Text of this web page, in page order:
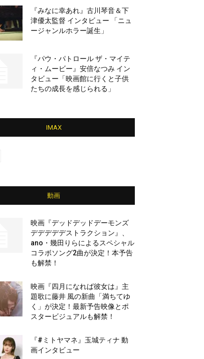
『みなに幸あれ』古川琴音＆下
津優太監督 インタビュー 「ニュ
ージャンルホラー誕生」
『パウ・パトロール ザ・マイテ
ィ・ムービー』安倍なつみ イン
タビュー「映画館に行くと子供
たちの成長を感じられる」
IMAX
動画
映画『デッドデッドデーモンズ
デデデデデストラクション』、
ano・幾田りらによるスペシャル
コラボソング2曲が決定！本予告
も解禁！
映画『四月になれば彼女は』主
題歌に藤井 風の新曲「満ちてゆ
く」が決定！最新予告映像とポ
スタービジュアルも解禁！
『#ミトヤマネ』玉城ティナ 動
画インタビュー